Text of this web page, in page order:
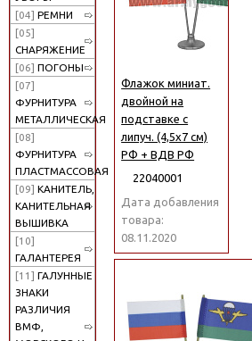
[04] РЕМНИ
[05]
СНАРЯЖЕНИЕ
[06] ПОГОНЫ
[07]
ФУРНИТУРА
МЕТАЛЛИЧЕСКАЯ
[08]
ФУРНИТУРА
ПЛАСТМАССОВАЯ
[09] КАНИТЕЛЬ,
КАНИТЕЛЬНАЯ
ВЫШИВКА
[10]
ГАЛАНТЕРЕЯ
[11] ГАЛУННЫЕ
ЗНАКИ
РАЗЛИЧИЯ
ВМФ,
Флажок миниат.
двойной на
подставке с
липуч. (4,5х7 см)
РФ + ВДВ РФ
22040001
Дата добавления
товара:
08.11.2020